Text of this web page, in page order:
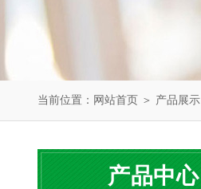
当前位置： 网站首页 ＞ 产品展示
产品中心